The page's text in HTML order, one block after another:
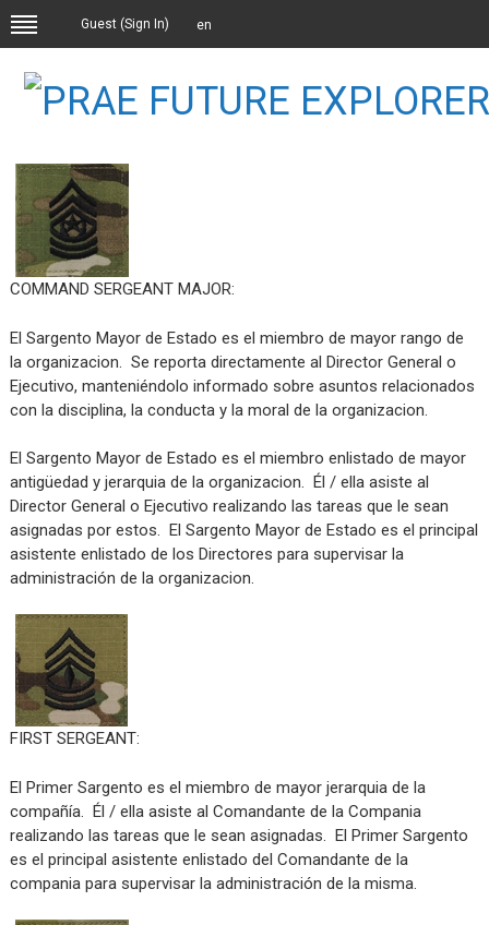
Guest (Sign In) en
COMMAND SERGEANT MAJOR:
El Sargento Mayor de Estado es el miembro de mayor rango de
la organizacion. Se reporta directamente al Director General o
Ejecutivo, manteniéndolo informado sobre asuntos relacionados
con la disciplina, la conducta y la moral de la organizacion.
El Sargento Mayor de Estado es el miembro enlistado de mayor
antigüedad y jerarquia de la organizacion. Él / ella asiste al
Director General o Ejecutivo realizando las tareas que le sean
asignadas por estos. El Sargento Mayor de Estado es el principal
asistente enlistado de los Directores para supervisar la
administración de la organizacion.
FIRST SERGEANT:
El Primer Sargento es el miembro de mayor jerarquia de la
compañía. Él / ella asiste al Comandante de la Compania
realizando las tareas que le sean asignadas. El Primer Sargento
es el principal asistente enlistado del Comandante de la
compania para supervisar la administración de la misma.